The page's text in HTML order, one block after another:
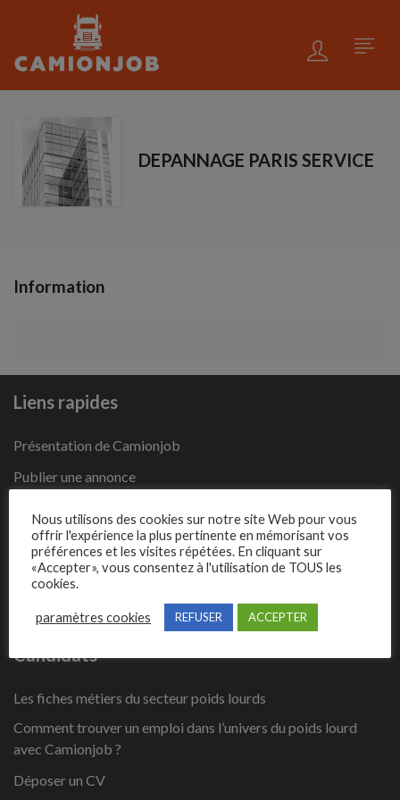
DEPANNAGE PARIS SERVICE
Information
Liens rapides
Présentation de Camionjob
Publier une annonce
Questions fréquentes
Blog
Candidats
Les fiches métiers du secteur poids lourds
Comment trouver un emploi dans l’univers du poids lourd
avec Camionjob ?
Déposer un CV
Nous utilisons des cookies sur notre site Web pour vous
offrir l'expérience la plus pertinente en mémorisant vos
préférences et les visites répétées. En cliquant sur
«Accepter», vous consentez à l'utilisation de TOUS les
cookies.
paramètres cookies REFUSER ACCEPTER